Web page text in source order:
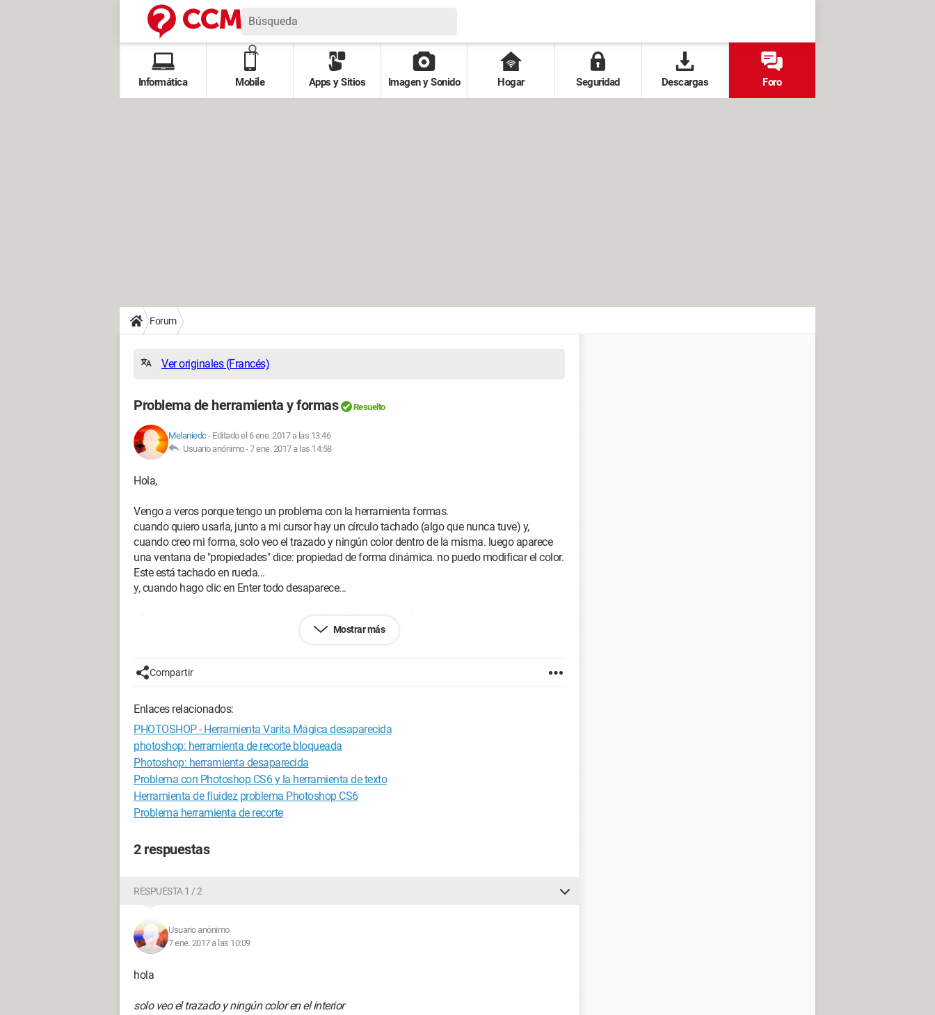
Informática Mobile Apps y Sitios Imagen y Sonido Hogar Seguridad Descargas Foro
Forum
Ver originales (Francés)
Problema de herramienta y formas Resuelto
Melaniedc- Editado el 6 ene. 2017 a las 13:46
Usuario anónimo -7 ene. 2017 a las 14:58
Hola,
Vengo a veros porque tengo un problema con la herramienta formas.
cuando quiero usarla, junto a mi cursor hay un círculo tachado (algo que nunca tuve) y,
cuando creo mi forma, solo veo el trazado y ningún color dentro de la misma. luego aparece
una ventana de "propiedades" dice: propiedad de forma dinámica. no puedo modificar el color.
Este está tachado en rueda...
y, cuando hago clic en Enter todo desaparece...
¿Podríais ayudarme por favor porque realmente lo necesito :(
Mostrar más
Compartir
Enlaces relacionados:
PHOTOSHOP - Herramienta Varita Mágica desaparecida
photoshop: herramienta de recorte bloqueada
Photoshop: herramienta desaparecida
Problema con Photoshop CS6 y la herramienta de texto
Herramienta de fluidez problema Photoshop CS6
Problema herramienta de recorte
2 respuestas
RESPUESTA 1 / 2
Usuario anónimo
7 ene. 2017 a las 10:09
hola
solo veo el trazado y ningún color en el interior